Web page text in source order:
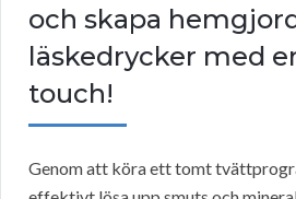
och skapa
läskedrycker med
touch!
Genom att köra ett tomt